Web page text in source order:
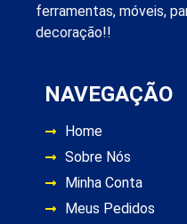
ferramentas, móveis,
decoração!!
NAVEGAÇÃO
Home
Sobre Nós
Minha Conta
Meus Pedidos